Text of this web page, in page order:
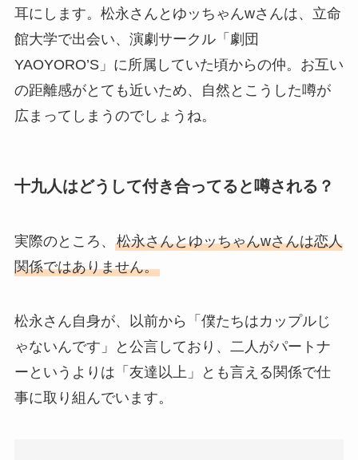
耳にします。松永さんとゆッちゃんwさんは、立命
館大学で出会い、演劇サークル「劇団
YAOYORO’S」に所属していた頃からの仲。お互い
の距離感がとても近いため、自然とこうした噂が
広まってしまうのでしょうね。
十九人はどうして付き合ってると噂される？
実際のところ、 松永さんとゆッちゃんwさんは恋人
関係ではありません。
松永さん自身が、以前から「僕たちはカップルじ
ゃないんです」と公言しており、二人がパートナ
ーというよりは「友達以上」とも言える関係で仕
事に取り組んでいます。